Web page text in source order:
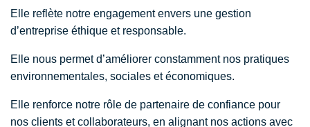
Elle reflète notre engagement envers une gestion
d’entreprise éthique et responsable.
Elle nous permet d’améliorer constamment nos pratiques
environnementales, sociales et économiques.
Elle renforce notre rôle de partenaire de confiance pour
nos clients et collaborateurs, en alignant nos actions avec